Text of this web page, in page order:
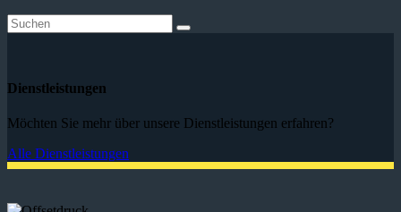
Dienstleistungen
Möchten Sie mehr über unsere Dienstleistungen erfahren?
Alle Dienstleistungen